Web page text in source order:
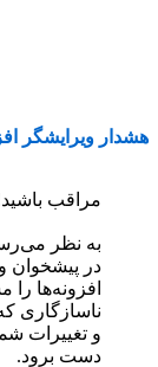
هشدار ویرایشگر
مراقب
به نظر
در پیشخوان
افزونه‌ها
ناسازگاری
و تغییرات
دست برود.